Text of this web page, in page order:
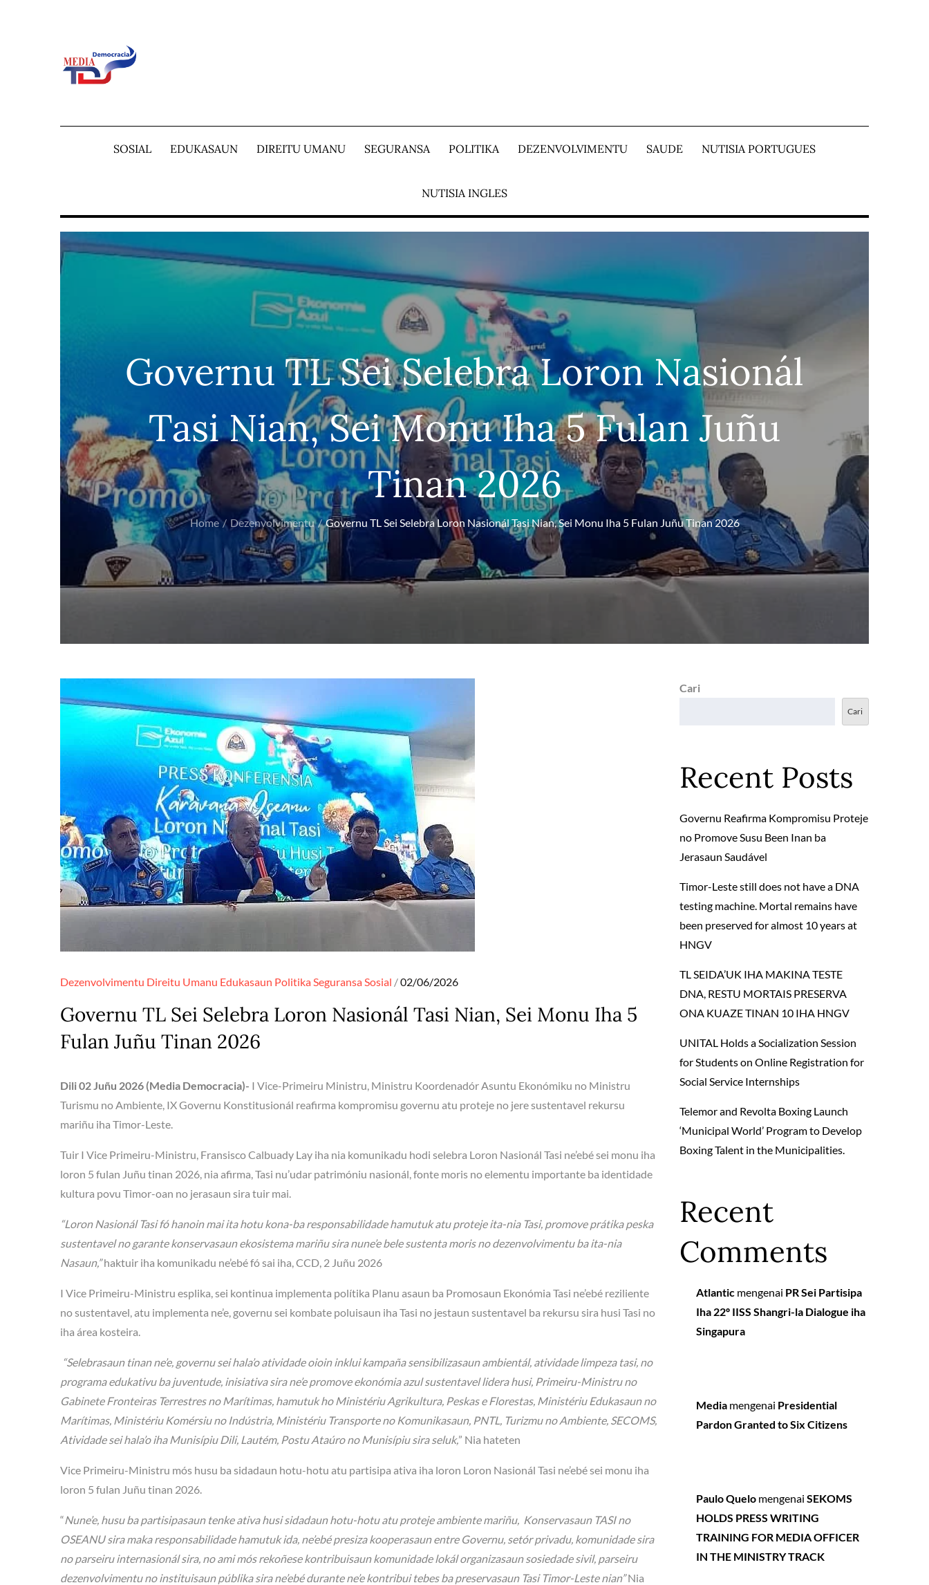
SOSIAL EDUKASAUN DIREITU UMANU SEGURANSA POLITIKA DEZENVOLVIMENTU SAUDE NUTISIA PORTUGUES
NUTISIA INGLES
Governu TL Sei Selebra Loron Nasionál
Tasi Nian, Sei Monu Iha 5 Fulan Juñu
Tinan 2026
Home Dezenvolvimentu Governu TL Sei Selebra Loron Nasionál Tasi Nian, Sei Monu Iha 5 Fulan Juñu Tinan 2026
Dezenvolvimentu Direitu Umanu Edukasaun PolitikaSeguransaSosial Posted
02/06/2026
Governu TL Sei Selebra Loron Nasionál Tasi Nian, Sei Monu Iha 5
Fulan Juñu Tinan 2026
Dili 02 Juñu 2026 (Media Democracia)- I Vice-Primeiru Ministru, Ministru Koordenadór Asuntu Ekonómiku no Ministru
Turismu no Ambiente, IX Governu Konstitusionál reafirma kompromisu governu atu proteje no jere sustentavel rekursu
mariñu iha Timor-Leste.
Tuir I Vice Primeiru-Ministru, Fransisco Calbuady Lay iha nia komunikadu hodi selebra Loron Nasionál Tasi ne’ebé sei monu iha
loron 5 fulan Juñu tinan 2026, nia afirma, Tasi nu’udar patrimóniu nasionál, fonte moris no elementu importante ba identidade
kultura povu Timor-oan no jerasaun sira tuir mai.
“Loron Nasionál Tasi fó hanoin mai ita hotu kona-ba responsabilidade hamutuk atu proteje ita-nia Tasi, promove prátika peska
sustentavel no garante konservasaun ekosistema mariñu sira nune’e bele sustenta moris no dezenvolvimentu ba ita-nia
Nasaun,”haktuir iha komunikadu ne’ebé fó sai iha, CCD, 2 Juñu 2026
I Vice Primeiru-Ministru esplika, sei kontinua implementa polítika Planu asaun ba Promosaun Ekonómia Tasi ne’ebé reziliente
no sustentavel, atu implementa ne’e, governu sei kombate poluisaun iha Tasi no jestaun sustentavel ba rekursu sira husi Tasi no
iha área kosteira.
“Selebrasaun tinan ne’e, governu sei hala’o atividade oioin inklui kampaña sensibilizasaun ambientál, atividade limpeza tasi, no
programa edukativu ba juventude, inisiativa sira ne’e promove ekonómia azul sustentavel lidera husi, Primeiru-Ministru no
Gabinete Fronteiras Terrestres no Marítimas, hamutuk ho Ministériu Agrikultura, Peskas e Florestas, Ministériu Edukasaun no
Marítimas, Ministériu Komérsiu no Indústria, Ministériu Transporte no Komunikasaun, PNTL, Turizmu no Ambiente, SECOMS,
Atividade sei hala’o iha Munisípiu Dili, Lautém, Postu Ataúro no Munisípiu sira seluk,” Nia hateten
Vice Primeiru-Ministru mós husu ba sidadaun hotu-hotu atu partisipa ativa iha loron Loron Nasionál Tasi ne’ebé sei monu iha
loron 5 fulan Juñu tinan 2026.
“Nune’e, husu ba partisipasaun tenke ativa husi sidadaun hotu-hotu atu proteje ambiente mariñu, Konservasaun TASI no
OSEANU sira maka responsabilidade hamutuk ida, ne’ebé presiza kooperasaun entre Governu, setór privadu, komunidade sira
no parseiru internasionál sira, no ami mós rekoñese kontribuisaun komunidade lokál organizasaun sosiedade sivil, parseiru
dezenvolvimentu no instituisaun públika sira ne’ebé durante ne’e kontribui tebes ba preservasaun Tasi Timor-Leste nian”Nia
Cari
Cari
Recent Posts
Governu Reafirma Kompromisu Proteje
no Promove Susu Been Inan ba
Jerasaun Saudável
Timor-Leste still does not have a DNA
testing machine. Mortal remains have
been preserved for almost 10 years at
HNGV
TL SEIDA’UK IHA MAKINA TESTE
DNA, RESTU MORTAIS PRESERVA
ONA KUAZE TINAN 10 IHA HNGV
UNITAL Holds a Socialization Session
for Students on Online Registration for
Social Service Internships
Telemor and Revolta Boxing Launch
‘Municipal World’ Program to Develop
Boxing Talent in the Municipalities.
Recent
Comments
Atlantic mengenai PR Sei Partisipa
Iha 22º IISS Shangri-la Dialogue iha
Singapura
Media mengenai Presidential
Pardon Granted to Six Citizens
Paulo Quelo mengenaiSEKOMS
HOLDS PRESS WRITING
TRAINING FOR MEDIA OFFICER
IN THE MINISTRY TRACK